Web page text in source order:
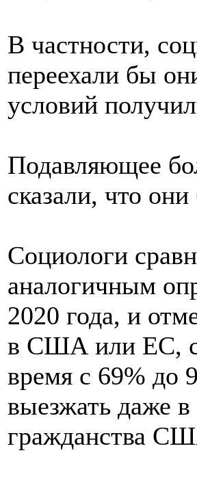
В частности,
переехали бы
условий
Подавляющее
сказали, что
Социологи
аналогичным
2020 года, и
в США или ЕС,
время с 69% до
выезжать даже в
гражданства